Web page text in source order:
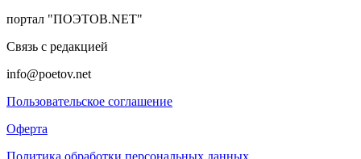
портал "ПОЭТОВ.NET"
Связь с редакцией
info@poetov.net
Пользовательское соглашение
Оферта
Политика обработки персональных данных